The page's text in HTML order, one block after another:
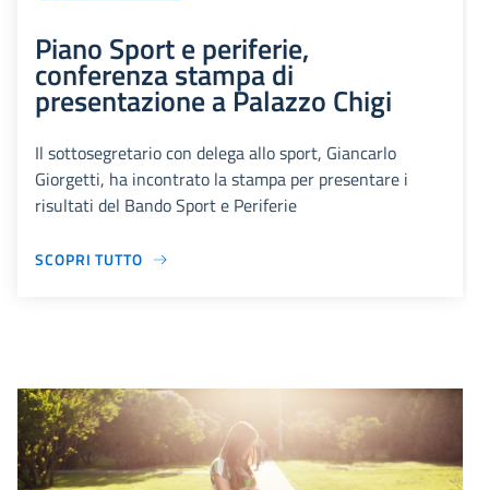
Piano Sport e periferie,
conferenza stampa di
presentazione a Palazzo Chigi
Il sottosegretario con delega allo sport, Giancarlo
Giorgetti, ha incontrato la stampa per presentare i
risultati del Bando Sport e Periferie
SCOPRI TUTTO